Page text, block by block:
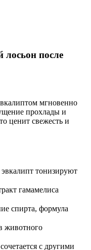
после
мгновенно
прохлады и
ценит свежесть и
тонизируют
гамамелиса
спирта, формула
животного
с другими